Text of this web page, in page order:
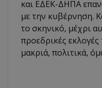
και ΕΔΕΚ-ΔΗΠΑ
με την κυβέρνηση.
το σκηνικό, μέχρι
προεδρικές
μακριά, πολιτικά,